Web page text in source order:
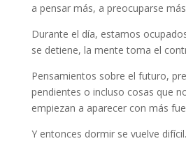
a pensar más, a preocuparse
Durante el día, estamos
se detiene, la mente toma el
Pensamientos sobre el futuro,
pendientes o incluso cosas que
empiezan a aparecer con más
Y entonces dormir se vuelve difícil.